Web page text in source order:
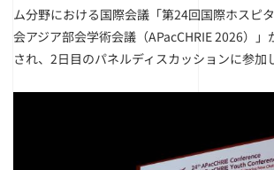
ム分野における国際会議「第24回国際ホスピ
会アジア部会学術会議（APacCHRIE 2026）
され、2日目のパネルディスカッションに参加